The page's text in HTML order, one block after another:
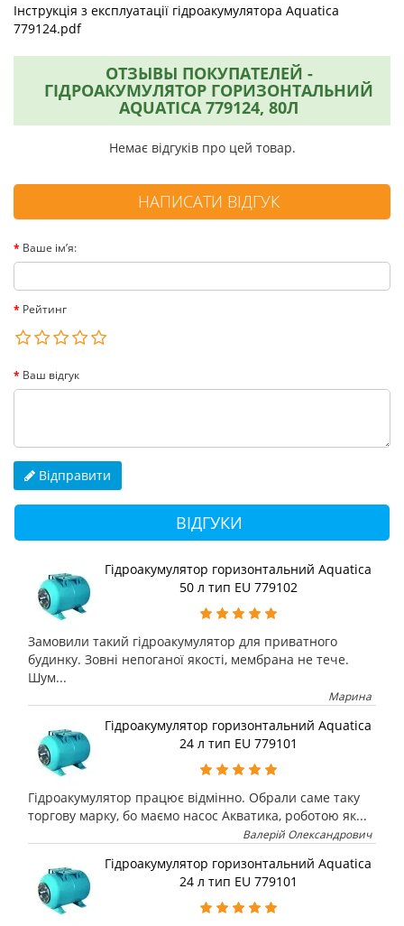
Інструкція з експлуатації гідроакумулятора Aquatica
779124.pdf
ОТЗЫВЫ ПОКУПАТЕЛЕЙ -
ГІДРОАКУМУЛЯТОР ГОРИЗОНТАЛЬНИЙ
AQUATICA 779124, 80Л
Немає відгуків про цей товар.
НАПИСАТИ ВІДГУК
Ваше ім’я:
Рейтинг
Ваш відгук
Відправити
ВІДГУКИ
Гідроакумулятор горизонтальний Aquatica
50 л тип EU 779102
Замовили такий гідроакумулятор для приватного
будинку. Зовні непоганої якості, мембрана не тече.
Шум...
Марина
Гідроакумулятор горизонтальний Aquatica
24 л тип EU 779101
Гідроакумулятор працює відмінно. Обрали саме таку
торгову марку, бо маємо насос Акватика, роботою як...
Валерій Олександрович
Гідроакумулятор горизонтальний Aquatica
24 л тип EU 779101